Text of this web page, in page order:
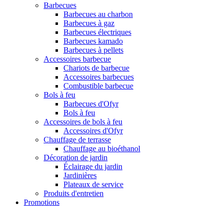
Barbecues
Barbecues au charbon
Barbecues à gaz
Barbecues électriques
Barbecues kamado
Barbecues à pellets
Accessoires barbecue
Chariots de barbecue
Accessoires barbecues
Combustible barbecue
Bols à feu
Barbecues d'Ofyr
Bols à feu
Accessoires de bols à feu
Accessoires d'Ofyr
Chauffage de terrasse
Chauffage au bioéthanol
Décoration de jardin
Éclairage du jardin
Jardinières
Plateaux de service
Produits d'entretien
Promotions